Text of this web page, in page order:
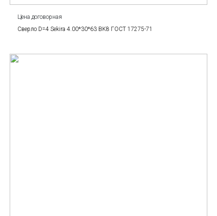
Цена договорная
Сверло D=4 Sekira 4.00*30*63 BK8 ГОСТ 17275-71